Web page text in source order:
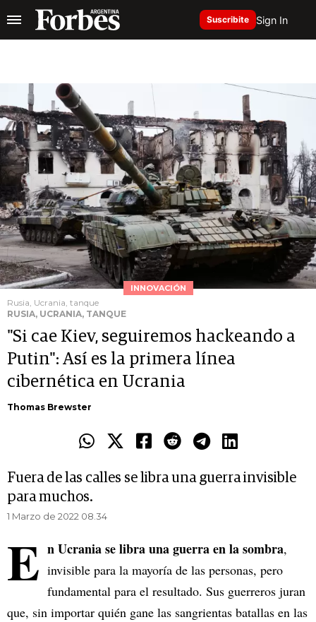
Suscribite Sign In
INNOVACIÓN
Rusia, Ucrania, tanque
RUSIA, UCRANIA, TANQUE
"Si cae Kiev, seguiremos hackeando a
Putin": Así es la primera línea
cibernética en Ucrania
Thomas Brewster
Fuera de las calles se libra una guerra invisible
para muchos.
1 Marzo de 2022 08.34
E n Ucrania se libra una guerra en la sombra,
invisible para la mayoría de las personas, pero
fundamental para el resultado. Sus guerreros juran
que, sin importar quién gane las sangrientas batallas en las